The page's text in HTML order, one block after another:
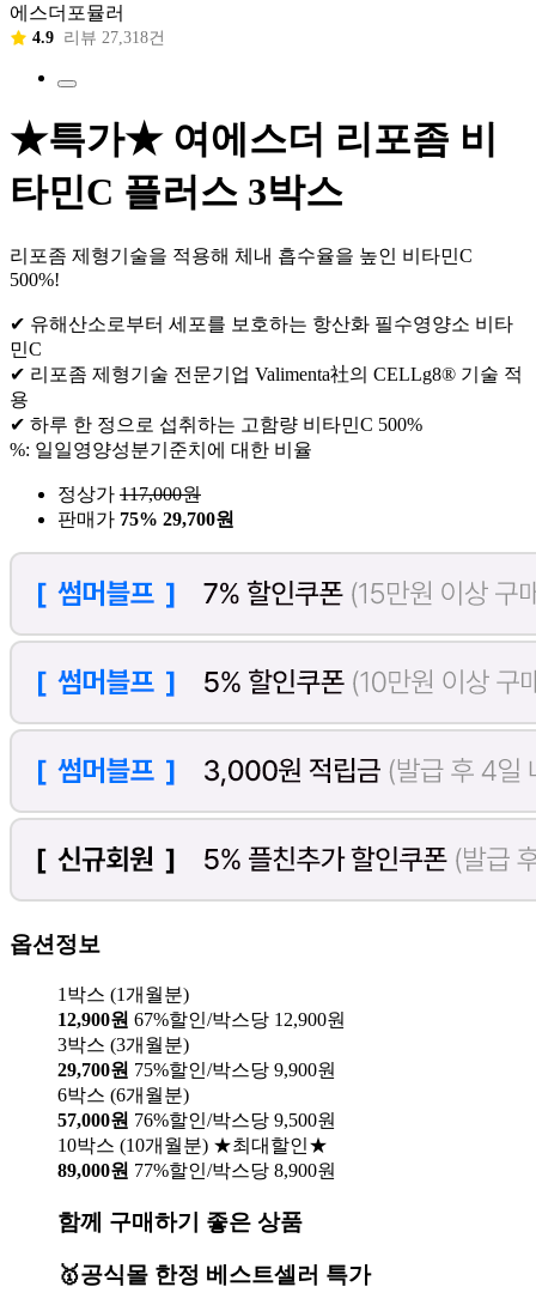
에스더포뮬러
4.9 리뷰 27,318건
★특가★ 여에스더 리포좀 비
타민C 플러스 3박스
리포좀 제형기술을 적용해 체내 흡수율을 높인 비타민C
500%!
✔ 유해산소로부터 세포를 보호하는 항산화 필수영양소 비타
민C
✔ 리포좀 제형기술 전문기업 Valimenta社의 CELLg8® 기술 적
용
✔ 하루 한 정으로 섭취하는 고함량 비타민C 500%
%: 일일영양성분기준치에 대한 비율
정상가 117,000원
판매가 75% 29,700원
옵션정보
1박스 (1개월분)
12,900원 67%할인/박스당 12,900원
3박스 (3개월분)
29,700원 75%할인/박스당 9,900원
6박스 (6개월분)
57,000원 76%할인/박스당 9,500원
10박스 (10개월분) ★최대할인★
89,000원 77%할인/박스당 8,900원
함께 구매하기 좋은 상품
🥇공식몰 한정 베스트셀러 특가